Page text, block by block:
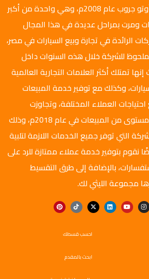
تأسست شركة الليثي أوتو جروب عام 2008م، وهي واحدة من أكبر
ومرت بمراحل عديدة في هذا المجال
الرائدة في تجارة وبيع السيارات في مصر،
للشركة خلال هذه السنوات داخل
تمتلك أكثر العلامات التجارية العالمية
وكذلك مع توفير خدمة المبيعات
العملاء المختلفة، وتجاوزت
مجموعة الليثي أعلى مستوى من المبيعات في عام 2018م، وذلك
التي توفر جميع الخدمات اللازمة لتلبية
نقوم بتوفير خدمة عملاء ممتازة للرد على
بالإضافة إلى طرق التقسيط
مجموعة الليثي لك.
احسب قسطك
ابحث بالمقدم